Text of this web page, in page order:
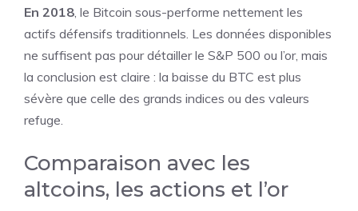
En 2018, le Bitcoin sous-performe nettement les
actifs défensifs traditionnels. Les données disponibles
ne suffisent pas pour détailler le S&P 500 ou l’or, mais
la conclusion est claire : la baisse du BTC est plus
sévère que celle des grands indices ou des valeurs
refuge.
Comparaison avec les
altcoins, les actions et l’or